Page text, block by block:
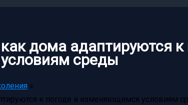
дома адаптируются к
среды
к погоде и изменяющимся условиям